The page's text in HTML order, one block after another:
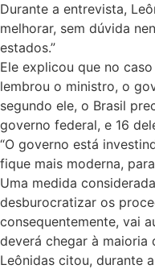
Durante a entrevista,
melhorar, sem dúvida
estados.”
Ele explicou que no
lembrou o ministro, o
segundo ele, o Brasil
governo federal, e 16
“O governo está
fique mais moderna,
Uma medida
desburocratizar os
consequentemente, vai
deverá chegar à
Leônidas citou, durante